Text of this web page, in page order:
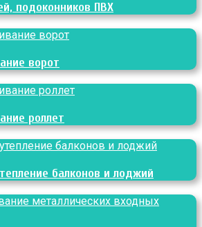
подоконников ПВХ
ворот
роллет
балконов и лоджий